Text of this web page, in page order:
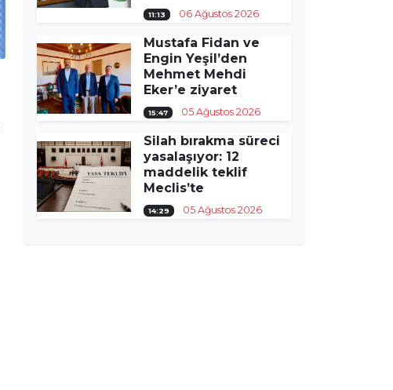
11:13 06 Ağustos 2026
Mustafa Fidan ve
Engin Yeşil’den
Mehmet Mehdi
Eker’e ziyaret
15:47 05 Ağustos 2026
Silah bırakma süreci
yasalaşıyor: 12
maddelik teklif
Meclis’te
14:29 05 Ağustos 2026